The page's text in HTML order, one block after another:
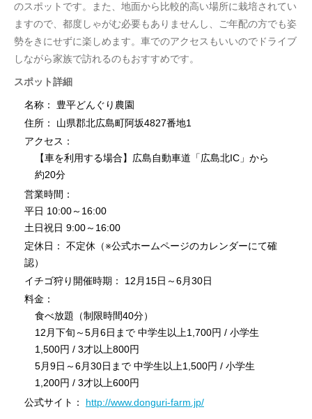
のスポットです。また、地面から比較的高い場所に栽培されてい
ますので、都度しゃがむ必要もありませんし、ご年配の方でも姿
勢をきにせずに楽しめます。車でのアクセスもいいのでドライブ
しながら家族で訪れるのもおすすめです。
スポット詳細
名称： 豊平どんぐり農園
住所： 山県郡北広島町阿坂4827番地1
アクセス：
【車を利用する場合】広島自動車道「広島北IC」から
約20分
営業時間：
平日 10:00～16:00
土日祝日 9:00～16:00
定休日： 不定休（※公式ホームページのカレンダーにて確
認）
イチゴ狩り開催時期： 12月15日～6月30日
料金：
食べ放題（制限時間40分）
12月下旬～5月6日まで 中学生以上1,700円 / 小学生
1,500円 / 3才以上800円
5月9日～6月30日まで 中学生以上1,500円 / 小学生
1,200円 / 3才以上600円
公式サイト： http://www.donguri-farm.jp/